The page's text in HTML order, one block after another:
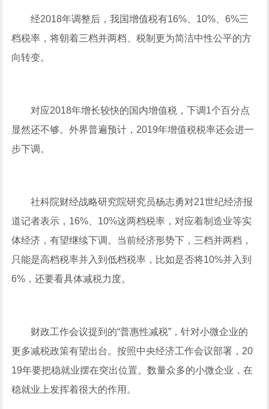
经2018年调整后，我国增值税有16%、10%、6%三
档税率，将朝着三档并两档、税制更为简洁中性公平的方
向转变。
对应2018年增长较快的国内增值税，下调1个百分点
显然还不够。外界普遍预计，2019年增值税税率还会进一
步下调。
社科院财经战略研究院研究员杨志勇对21世纪经济报
道记者表示，16%、10%这两档税率，对应着制造业等实
体经济，有望继续下调。当前经济形势下，三档并两档，
只能是高档税率并入到低档税率，比如是否将10%并入到
6%，还要看具体减税力度。
财政工作会议提到的“普惠性减税”，针对小微企业的
更多减税政策有望出台。按照中央经济工作会议部署，20
19年要把稳就业摆在突出位置。数量众多的小微企业，在
稳就业上发挥着很大的作用。